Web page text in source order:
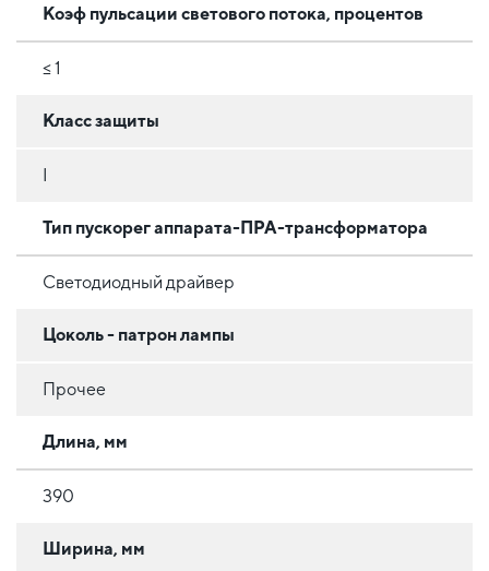
Коэф пульсации светового потока, процентов
≤ 1
Класс защиты
Тип пускорег аппарата-ПРА-трансформатора
Светодиодный драйвер
Цоколь - патрон лампы
Прочее
Длина, мм
390
Ширина, мм